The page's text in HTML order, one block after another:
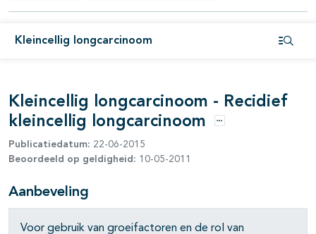
Kleincellig longcarcinoom
open- en dichtklappen
open- en dichtklappen
open- en dichtklappen
Kleincellig longcarcinoom - Recidief
kleincellig longcarcinoom
Opties
Publicatiedatum: 22-06-2015
Beoordeeld op geldigheid: 10-05-2011
Aanbeveling
Voor gebruik van groeifactoren en de rol van